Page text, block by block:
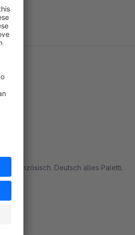
Französisch. Deutsch alles Paletti.